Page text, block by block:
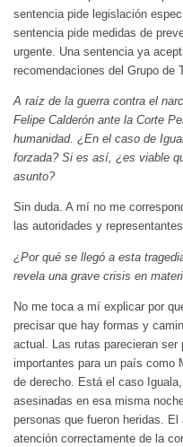
sentencia pide legislación
sentencia pide medidas de
urgente. Una sentencia ya
recomendaciones del Grupo de
A raíz de la guerra contra el
Felipe Calderón ante la Corte
humanidad. ¿En el caso de
forzada? Si es así, ¿es viable
asunto?
Sin duda. A mí no me
las autoridades y
¿Por qué se llegó a esta
revela una grave crisis en
No me toca a mí explicar por
precisar que hay formas y
actual. Las rutas parecieran
importantes para un país como
de derecho. Está el caso
asesinadas en esa misma
personas que fueron heridas.
atención correctamente de la